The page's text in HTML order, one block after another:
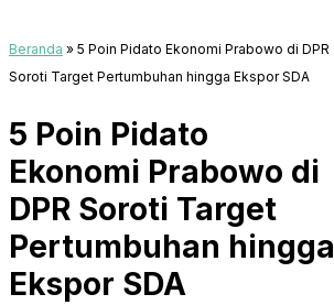
Beranda » 5 Poin Pidato Ekonomi Prabowo di DPR
Soroti Target Pertumbuhan hingga Ekspor SDA
5 Poin Pidato
Ekonomi Prabowo di
DPR Soroti Target
Pertumbuhan hingga
Ekspor SDA